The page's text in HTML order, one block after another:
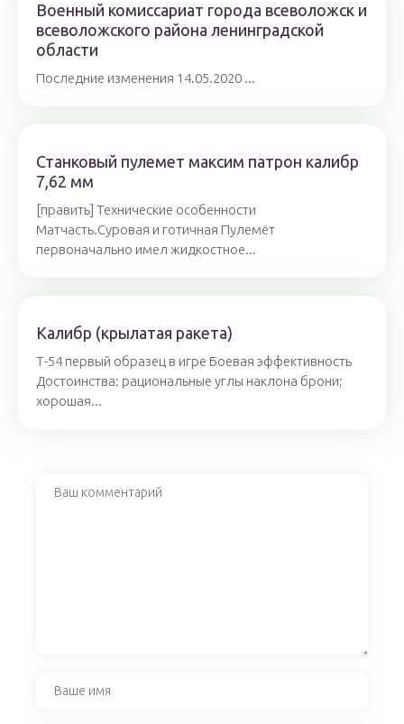
Военный комиссариат города всеволожск и
всеволожского района ленинградской
области
Последние изменения 14.05.2020 ...
Станковый пулемет максим патрон калибр
7,62 мм
[править] Технические особенности
Матчасть.Суровая и готичная Пулемёт
первоначально имел жидкостное...
Калибр (крылатая ракета)
Т-54 первый образец в игре Боевая эффективность
Достоинства: рациональные углы наклона брони;
хорошая...